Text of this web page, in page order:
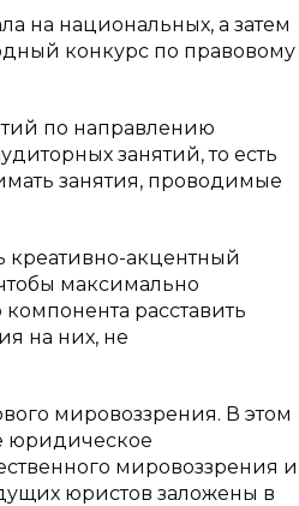
на национальных, а затем
конкурс по правовому
по направлению
занятий, то есть
занятия, проводимые
акцентный
максимально
расставить
на них, не
мировоззрения. В этом
юридическое
мировоззрения и
юристов заложены в